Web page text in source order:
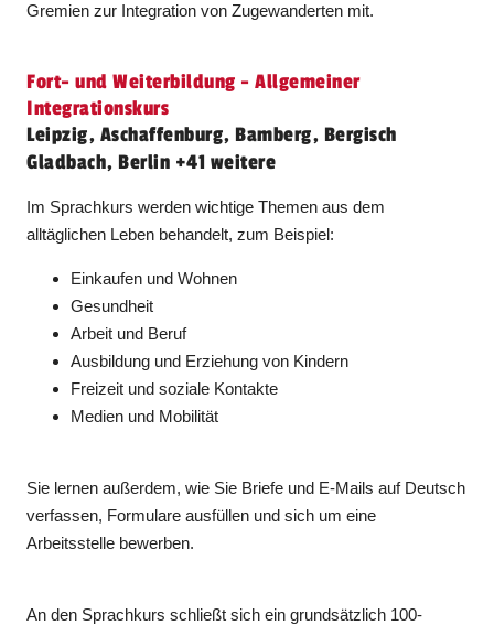
Gremien zur Integration von Zugewanderten mit.
Fort- und Weiterbildung - Allgemeiner
Integrationskurs
Leipzig, Aschaffenburg, Bamberg, Bergisch
Gladbach, Berlin +41 weitere
Im Sprachkurs werden wichtige Themen aus dem
alltäglichen Leben behandelt, zum Beispiel:
Einkaufen und Wohnen
Gesundheit
Arbeit und Beruf
Ausbildung und Erziehung von Kindern
Freizeit und soziale Kontakte
Medien und Mobilität
Sie lernen außerdem, wie Sie Briefe und E-Mails auf Deutsch
verfassen, Formulare ausfüllen und sich um eine
Arbeitsstelle bewerben.
An den Sprachkurs schließt sich ein grundsätzlich 100-